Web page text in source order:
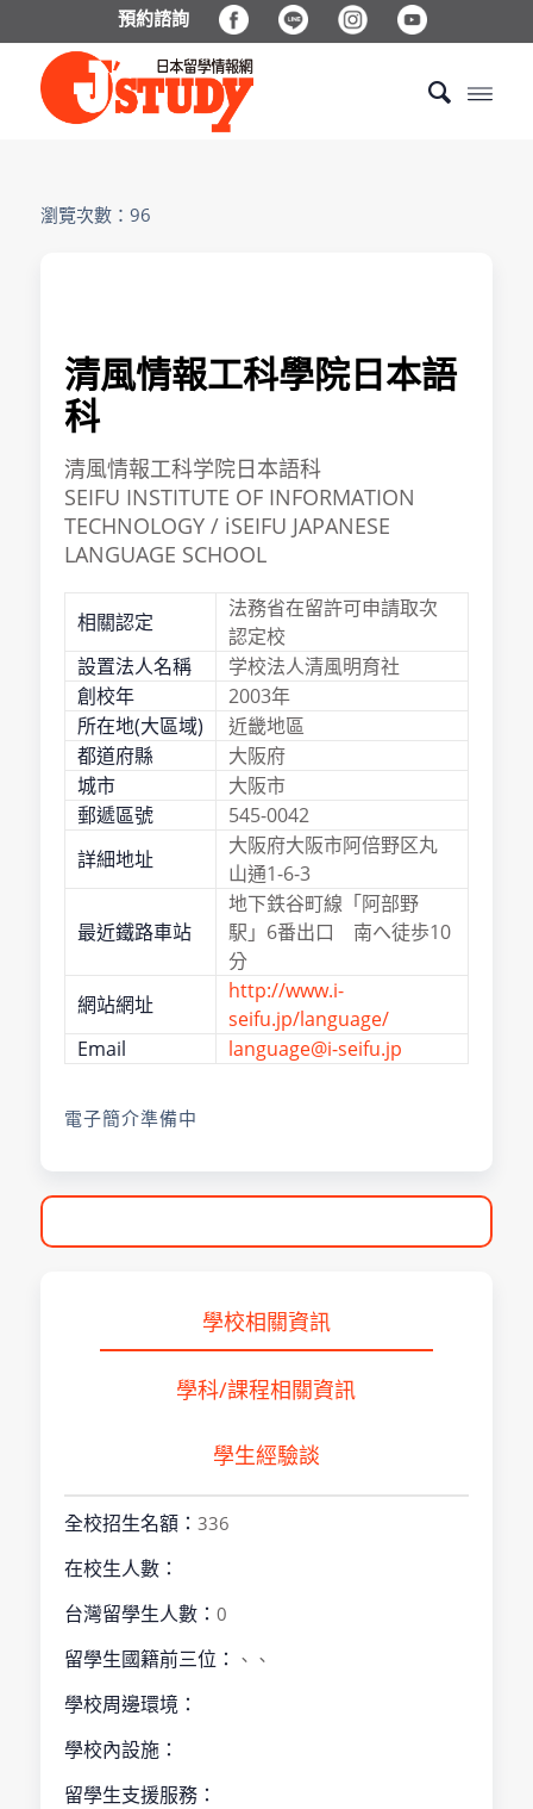
預約諮詢
瀏覽次數：96
清風情報工科學院日本語
科
清風情報工科学院日本語科
SEIFU INSTITUTE OF INFORMATION
TECHNOLOGY / iSEIFU JAPANESE
LANGUAGE SCHOOL
相關認定
法務省在留許可申請取次
認定校
設置法人名稱
学校法人清風明育社
創校年
2003年
所在地(大區域)
近畿地區
都道府縣
大阪府
城市
大阪市
郵遞區號
545-0042
詳細地址
大阪府大阪市阿倍野区丸
山通1-6-3
最近鐵路車站
地下鉄谷町線「阿部野
駅」6番出口 南へ徒歩10
分
網站網址
http://www.i-
seifu.jp/language/
Email
language@i-seifu.jp
電子簡介準備中
學校相關資訊
學科/課程相關資訊
學生經驗談
全校招生名額： 336
在校生人數：
台灣留學生人數： 0
留學生國籍前三位： 、、
學校周邊環境：
學校內設施：
留學生支援服務：